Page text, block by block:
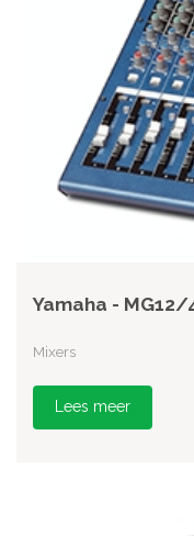
Yamaha - MG12/
Mixers
Lees meer